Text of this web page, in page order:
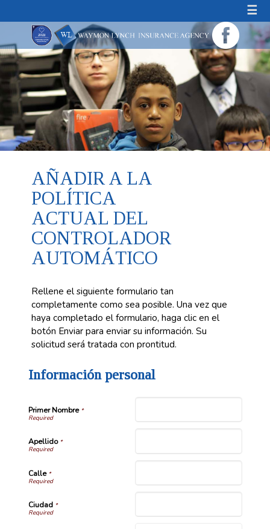
☰
AÑADIR A LA
POLÍTICA
ACTUAL DEL
CONTROLADOR
AUTOMÁTICO
Rellene el siguiente formulario tan
completamente como sea posible. Una vez que
haya completado el formulario, haga clic en el
botón Enviar para enviar su información. Su
solicitud será tratada con prontitud.
Información personal
Primer Nombre *
Apellido*
Calle*
Ciudad*